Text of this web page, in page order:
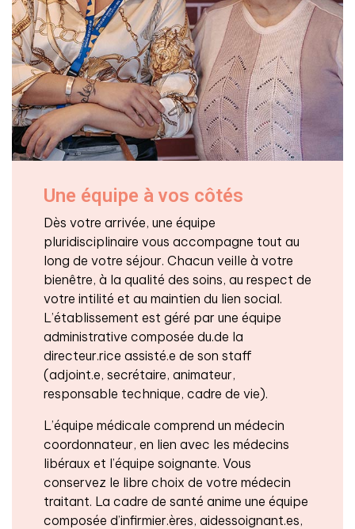
Une équipe à vos côtés
Dès votre arrivée, une équipe
pluridisciplinaire vous accompagne tout au
long de votre séjour. Chacun veille à votre
bienêtre, à la qualité des soins, au respect de
votre intilité et au maintien du lien social.
L’établissement est géré par une équipe
administrative composée du.de la
directeur.rice assisté.e de son staff
(adjoint.e, secrétaire, animateur,
responsable technique, cadre de vie).
L’équipe médicale comprend un médecin
coordonnateur, en lien avec les médecins
libéraux et l’équipe soignante. Vous
conservez le libre choix de votre médecin
traitant. La cadre de santé anime une équipe
composée d’infirmier.ères, aidessoignant.es,